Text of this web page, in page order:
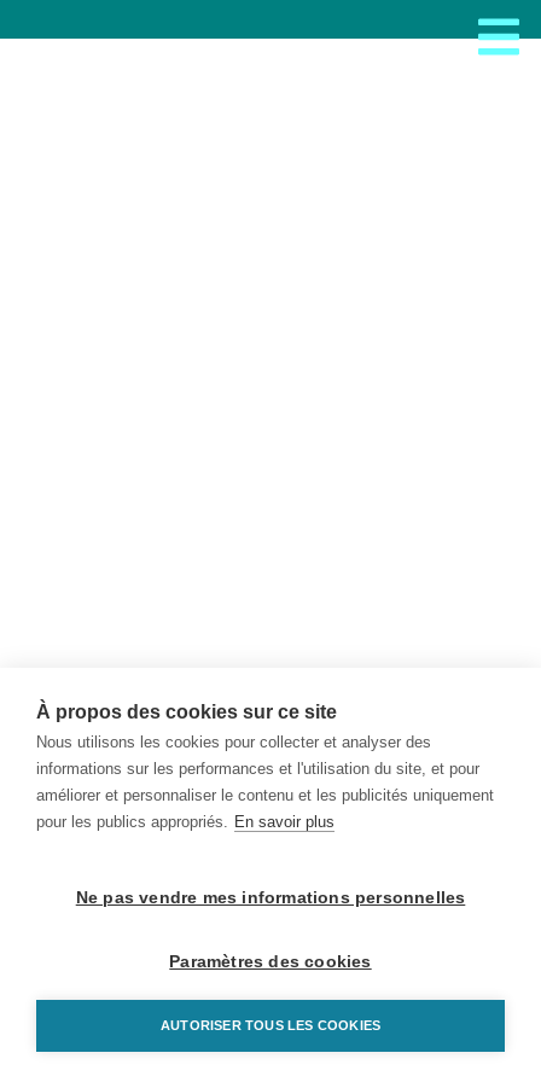
À propos des cookies sur ce site
Nous utilisons les cookies pour collecter et analyser des
informations sur les performances et l'utilisation du site, et pour
améliorer et personnaliser le contenu et les publicités uniquement
pour les publics appropriés. En savoir plus
Ne pas vendre mes informations personnelles
Paramètres des cookies
AUTORISER TOUS LES COOKIES